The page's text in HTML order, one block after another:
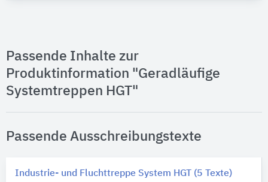
Passende Inhalte zur
Produktinformation "Geradläufige
Systemtreppen HGT"
Passende Ausschreibungstexte
Industrie- und Fluchttreppe System HGT (5 Texte)